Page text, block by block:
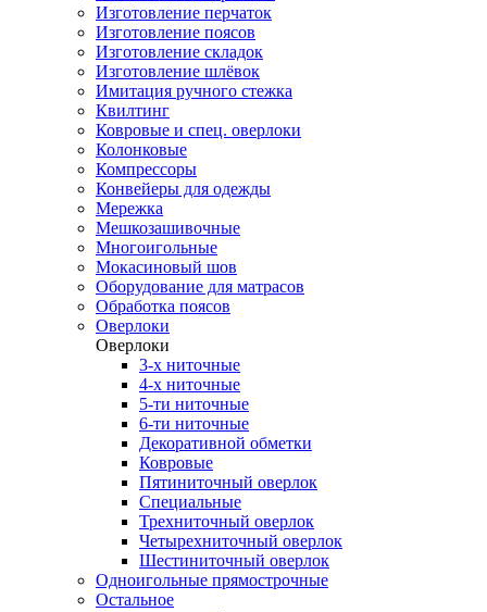
Изготовление перчаток
Изготовление поясов
Изготовление складок
Изготовление шлёвок
Имитация ручного стежка
Квилтинг
Ковровые и спец. оверлоки
Колонковые
Компрессоры
Конвейеры для одежды
Мережка
Мешкозашивочные
Многоигольные
Мокасиновый шов
Оборудование для матрасов
Обработка поясов
Оверлоки
Оверлоки
3-х ниточные
4-х ниточные
5-ти ниточные
6-ти ниточные
Декоративной обметки
Ковровые
Пятиниточный оверлок
Специальные
Трехниточный оверлок
Четырехниточный оверлок
Шестиниточный оверлок
Одноигольные прямострочные
Остальное